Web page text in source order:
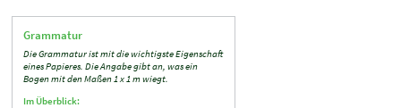
Grammatur
Die Grammatur ist mit die wichtigste Eigenschaft
eines Papieres. Die Angabe gibt an, was ein
Bogen mit den Maßen 1 x 1 m wiegt.
Im Überblick: